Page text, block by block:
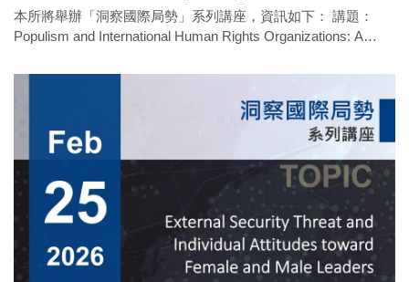
Survey Experiment in South Korea
本所將舉辦「洞察國際局勢」系列講座，資訊如下： 講題：
Populism and International Human Rights Organizations: A
Hong（Professor, Department of Political Science and
International Relations, Kookmin University, South Korea） 時
間：2026年2月25日（三）10：00-12：00 地點：政治所演講廳
（社SS 3010-2） 語言：英文 活動亮點： Domestic elites,
especially populist leaders, can shape public views of
international organizations (IOs) by framing them as illegitimate.
Populist rhetoric often attacks IOs for weak representation,
threats to popular sovereignty, elitism, detachment from local
concerns, and one-size-fits-all solutions. The authors argue that
such discursive delegitimation reduces public support for IOs.
They test this claim with an original survey experiment in South